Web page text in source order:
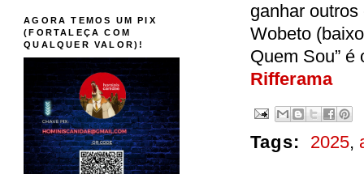
ganhar
Wobeto
Quem Sou”
Rifferama
Tags: 2025,
AGORA TEMOS UM PIX
(FORTALEÇA COM
QUALQUER VALOR)!